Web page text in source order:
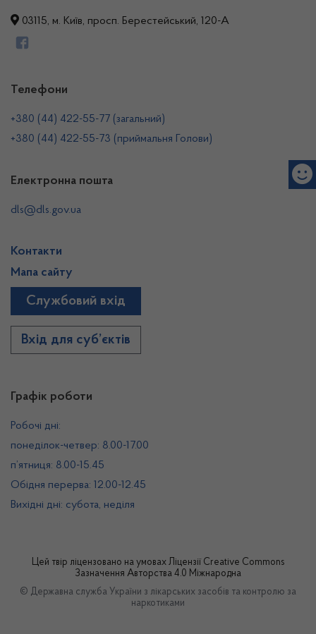
03115, м. Київ, просп. Берестейський, 120-А
Графік роботи
Робочі дні:
понеділок-четвер: 8.00-17.00
п’ятниця: 8.00-15.45
Обідня перерва: 12.00-12.45
Вихідні дні: субота, неділя
Телефони
+380 (44) 422-55-77 (загальний)
+380 (44) 422-55-73 (приймальня Голови)
Електронна пошта
dls@dls.gov.ua
Контакти
Мапа сайту
Службовий вхід
Вхід для суб’єктів
Цей твір ліцензовано на умовах Ліцензії Creative Commons
Зазначення Авторства 4.0 Міжнародна
© Державна служба України з лікарських засобів та контролю за
наркотиками